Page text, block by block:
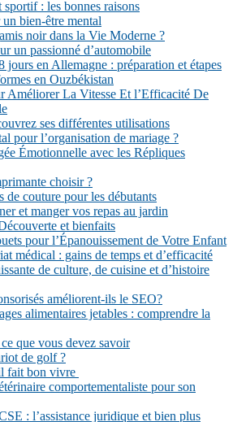
: les bonnes raisons
bien-être mental
noir dans la Vie Moderne ?
un passionné d’automobile
jours en Allemagne : préparation et étapes
en Ouzbékistan
Améliorer La Vitesse Et l’Efficacité De
ses différentes utilisations
pour l’organisation de mariage ?
Émotionnelle avec les Répliques
choisir ?
de couture pour les débutants
et manger vos repas au jardin
et bienfaits
pour l’Épanouissement de Votre Enfant
médical : gains de temps et d’efficacité
de culture, de cuisine et d’histoire
améliorent-ils le SEO?
alimentaires jetables : comprendre la
que vous devez savoir
de golf ?
fait bon vivre
comportementaliste pour son
: l’assistance juridique et bien plus